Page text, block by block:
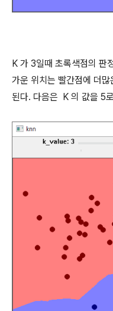
K 가 3일때 초록색점의 판
가운 위치는 빨간점에 더
된다. 다음은 K 의 값을 5